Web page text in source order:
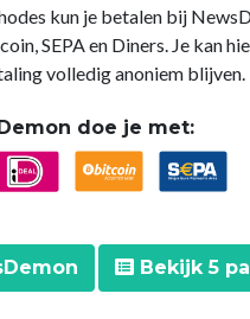
kun je betalen bij
SEPA en Diners. Je kan
volledig anoniem blijven.
doe je met:
Bekijk 5